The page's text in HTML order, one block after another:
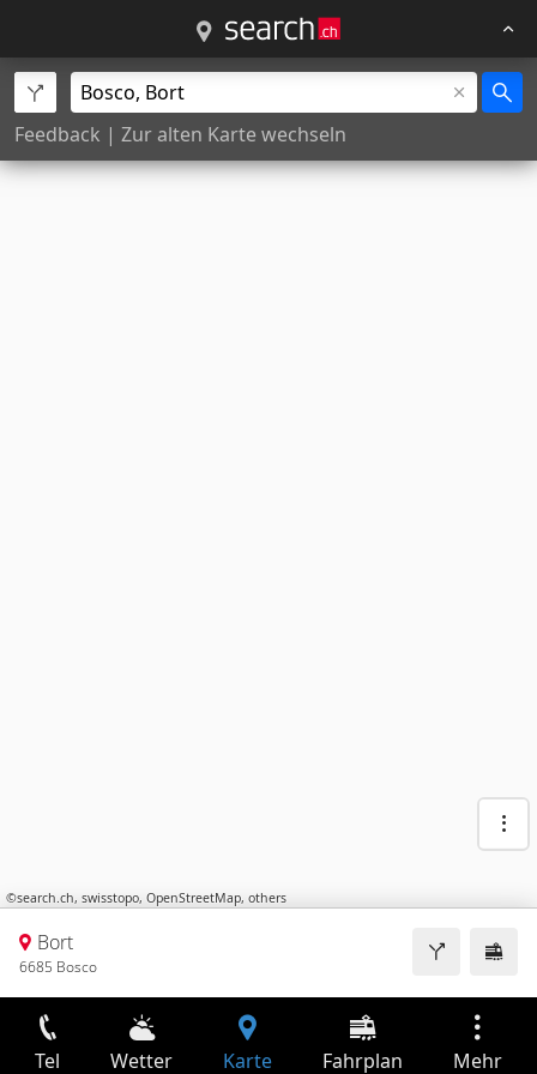
Feedback | Zur alten Karte wechseln
©search.ch, swisstopo, OpenStreetMap, others
Bort
6685 Bosco
Tel Wetter Karte Fahrplan Mehr